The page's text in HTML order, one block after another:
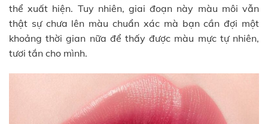
thể xuất hiện. Tuy nhiên, giai đoạn này màu môi vẫn
thật sự chưa lên màu chuẩn xác mà bạn cần đợi một
khoảng thời gian nữa để thấy được màu mực tự nhiên,
tươi tắn cho mình.